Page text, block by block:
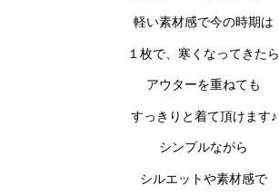
軽い素材感で今の時期は
１枚で、寒くなってきたら
アウターを重ねても
すっきりと着て頂けます♪
シンプルながら
シルエットや素材感で